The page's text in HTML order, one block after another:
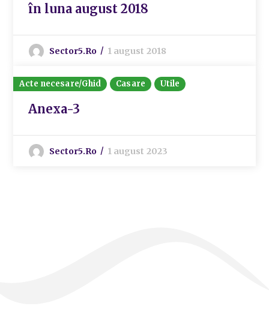
în luna august 2018
Sector5.ro 1 august 2018
Acte necesare/Ghid Casare Utile
Anexa-3
Sector5.ro 1 august 2023